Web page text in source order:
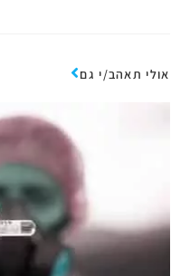
אולי תאהב/י גם